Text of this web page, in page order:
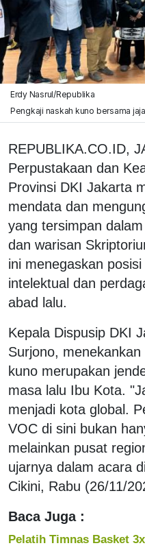
Erdy Nasrul/Republika
Pengkaji naskah kuno bersama
REPUBLIKA.CO.ID,
Perpustakaan dan
Provinsi DKI Jakarta
mendata dan
yang tersimpan
dan warisan
ini menegaskan
intelektual dan
abad lalu.
Kepala Dispusip DKI
Surjono,
kuno merupakan
masa lalu Ibu Kota.
menjadi kota global.
VOC di sini bukan
melainkan pusat
ujarnya dalam acara
Cikini, Rabu (26/11/
Baca Juga :
Pelatih Timnas Basket